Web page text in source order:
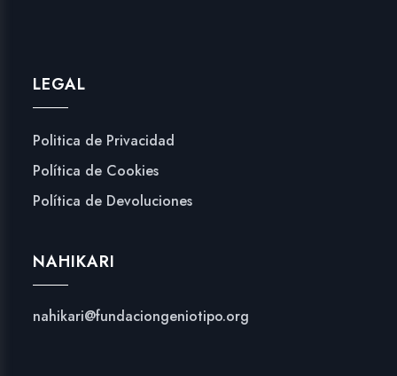
LEGAL
Politica de Privacidad
Política de Cookies
Política de Devoluciones
NAHIKARI
nahikari@fundaciongeniotipo.org